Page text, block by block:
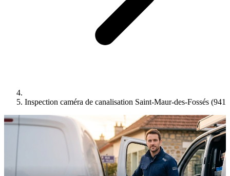
Inspection caméra de canalisation Saint-Maur-des-Fossés